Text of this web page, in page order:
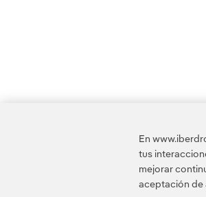
En
tus
mejorar
aceptación de